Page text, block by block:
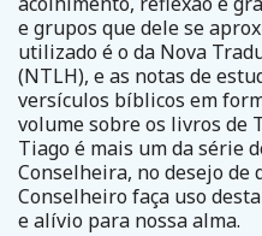
e grupos que dele se
utilizado é o da Nova
(NTLH), e as notas de
versículos bíblicos em
volume sobre os livros de
Tiago é mais um da série
Conselheira, no desejo de
Conselheiro faça uso
e alívio para nossa alma.